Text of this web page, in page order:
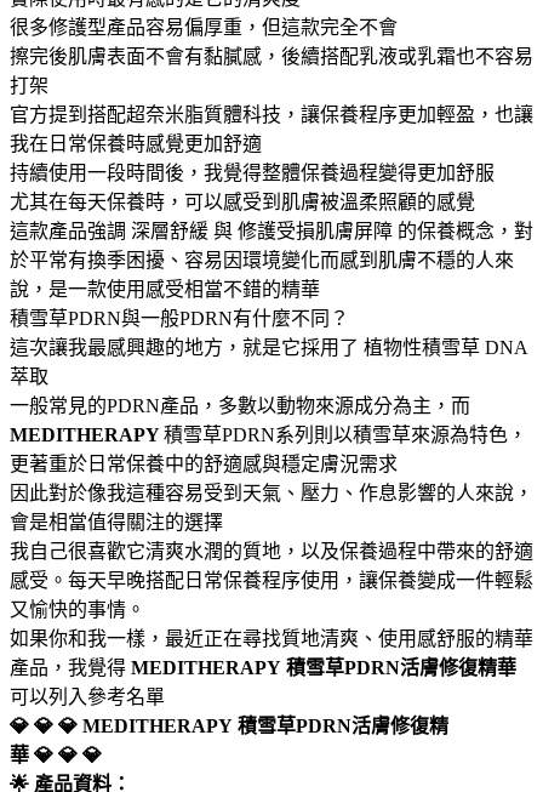
很多修護型產品容易偏厚重，但這款完全不會
擦完後肌膚表面不會有黏膩感，後續搭配乳液或乳霜也不容易
打架
官方提到搭配超奈米脂質體科技，讓保養程序更加輕盈，也讓
我在日常保養時感覺更加舒適
持續使用一段時間後，我覺得整體保養過程變得更加舒服
尤其在每天保養時，可以感受到肌膚被溫柔照顧的感覺
這款產品強調 深層舒緩 與 修護受損肌膚屏障 的保養概念，對
於平常有換季困擾、容易因環境變化而感到肌膚不穩的人來
說，是一款使用感受相當不錯的精華
積雪草PDRN與一般PDRN有什麼不同？
這次讓我最感興趣的地方，就是它採用了 植物性積雪草 DNA
萃取
一般常見的PDRN產品，多數以動物來源成分為主，而
MEDITHERAPY積雪草PDRN系列則以積雪草來源為特色，
更著重於日常保養中的舒適感與穩定膚況需求
因此對於像我這種容易受到天氣、壓力、作息影響的人來說，
會是相當值得關注的選擇
我自己很喜歡它清爽水潤的質地，以及保養過程中帶來的舒適
感受。每天早晚搭配日常保養程序使用，讓保養變成一件輕鬆
又愉快的事情。
如果你和我一樣，最近正在尋找質地清爽、使用感舒服的精華
產品，我覺得 MEDITHERAPY 積雪草PDRN活膚修復精華
可以列入參考名單
💎 💎 💎 MEDITHERAPY 積雪草PDRN活膚修復精
華 💎 💎 💎
🌟 產品資料：